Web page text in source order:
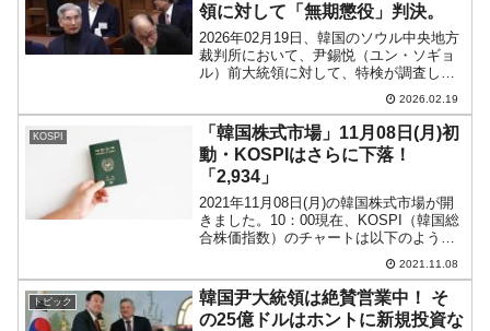
領に対して「無期懲役」判決。
2026年02月19日、韓国のソウル中央地方
裁判所において、尹錫悦（ユン・ソギョ
ル）前大統領に対して、特検が調査して
いた、いわゆる「内乱裁判」についての
判決が出ました。↑2026年02月19日、ソ
ウル中央地方裁判所の前に集まった尹支
持者の皆...
2026.02.19
KOSPI
「韓国株式市場」11月08日(月)初
動・KOSPIはさらに下落！
「2,934」
2021年11月08日(月)の韓国株式市場が開
きました。10：00現在、KOSPI（韓国総
合株価指数）のチャートは以下のように
『Investing.com』より引用）。上がらな
いですねぇ……というプライスアクショ
ンで...
2021.11.08
トピック
韓国尹大統領は絶賛営業中！ そ
の25億ドルはホントに新規投資な